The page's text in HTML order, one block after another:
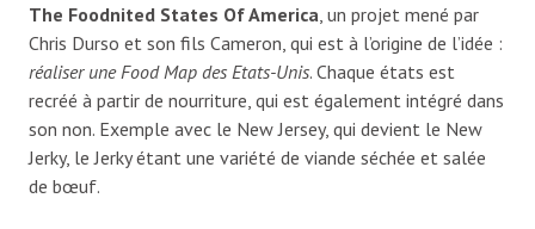
The Foodnited States Of America , un projet mené par
Chris Durso et son fils Cameron, qui est à l’origine de l’idée :
réaliser une Food Map des Etats-Unis. Chaque états est
recréé à partir de nourriture, qui est également intégré dans
son non. Exemple avec le New Jersey, qui devient le New
Jerky, le Jerky étant une variété de viande séchée et salée
de bœuf.